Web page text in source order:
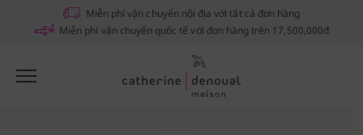
Miễn phí vận chuyển nội địa với tất cả đơn hàng
Miễn phí vận chuyển quốc tế với đơn hàng trên 17,500,000đ